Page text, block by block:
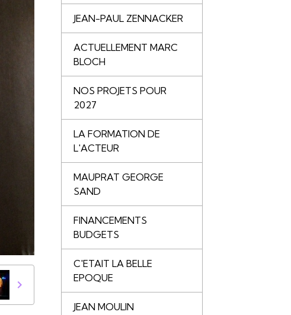
JEAN-PAUL ZENNACKER
ACTUELLEMENT MARC
BLOCH
NOS PROJETS POUR
2027
LA FORMATION DE
L'ACTEUR
MAUPRAT GEORGE
SAND
FINANCEMENTS
BUDGETS
C'ETAIT LA BELLE
EPOQUE
JEAN MOULIN